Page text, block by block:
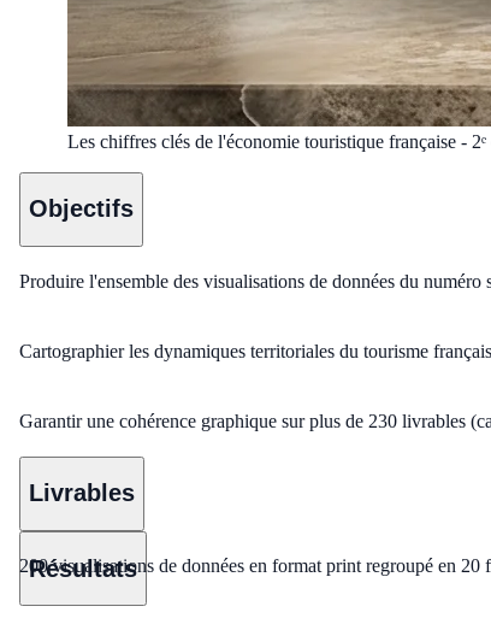
Les chiffres clés de l'économie touristique française -
Objectifs
Produire l'ensemble des visualisations de données du
Cartographier les dynamiques territoriales du tourisme
Garantir une cohérence graphique sur plus de 230 livrables
Livrables
200 visualisations de données en format print regroupé en 20
Résultats